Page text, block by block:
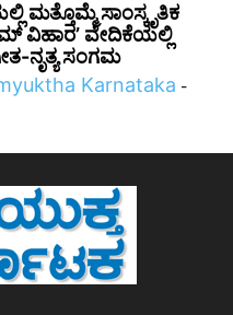
ಮತ್ತೊಮ್ಮೆ ಸಾಂಸ್ಕೃತಿಕ
ವಿಹಾರ’ ವೇದಿಕೆಯಲ್ಲಿ
ನೃತ್ಯ ಸಂಗಮ
Karnataka -